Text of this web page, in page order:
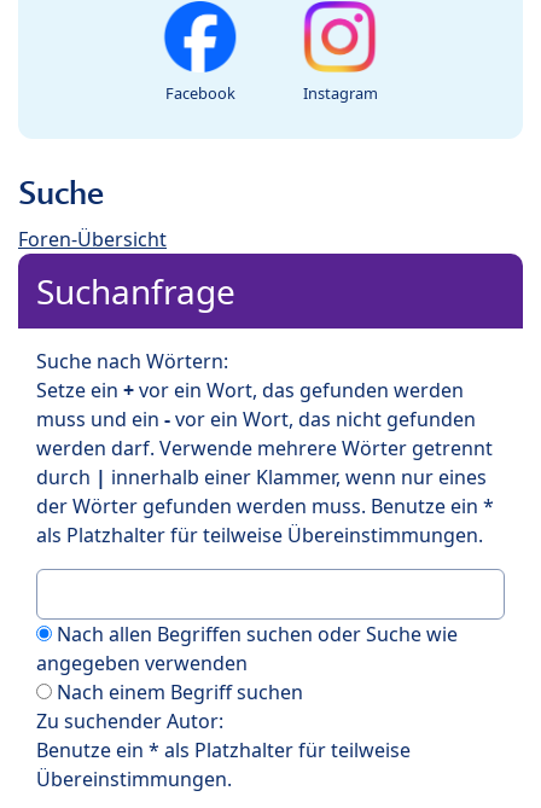
Facebook Instagram
Suche
Foren-Übersicht
Suchanfrage
Suche nach Wörtern:
Setze ein +vor ein Wort, das gefunden werden
muss und ein -vor ein Wort, das nicht gefunden
werden darf. Verwende mehrere Wörter getrennt
durch | innerhalb einer Klammer, wenn nur eines
der Wörter gefunden werden muss. Benutze ein *
als Platzhalter für teilweise Übereinstimmungen.
Nach allen Begriffen suchen oder Suche wie
angegeben verwenden
Nach einem Begriff suchen
Zu suchender Autor:
Benutze ein * als Platzhalter für teilweise
Übereinstimmungen.